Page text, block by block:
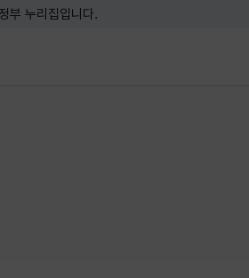
부 누리집입니다.